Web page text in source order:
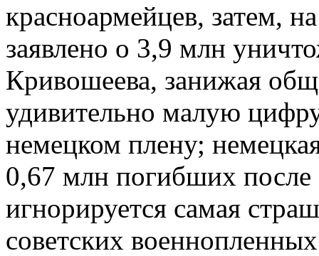
красноармейцев, затем,
заявлено о 3,9 млн
Кривошеева, занижая
удивительно малую
немецком плену;
0,67 млн погибших после
игнорируется самая
советских